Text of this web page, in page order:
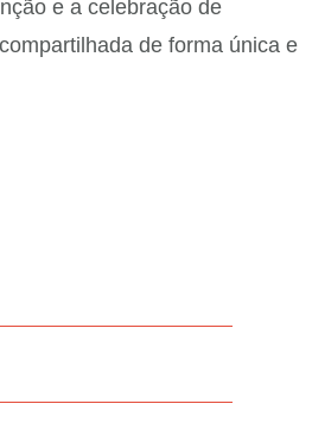
e a celebração de
de forma única e